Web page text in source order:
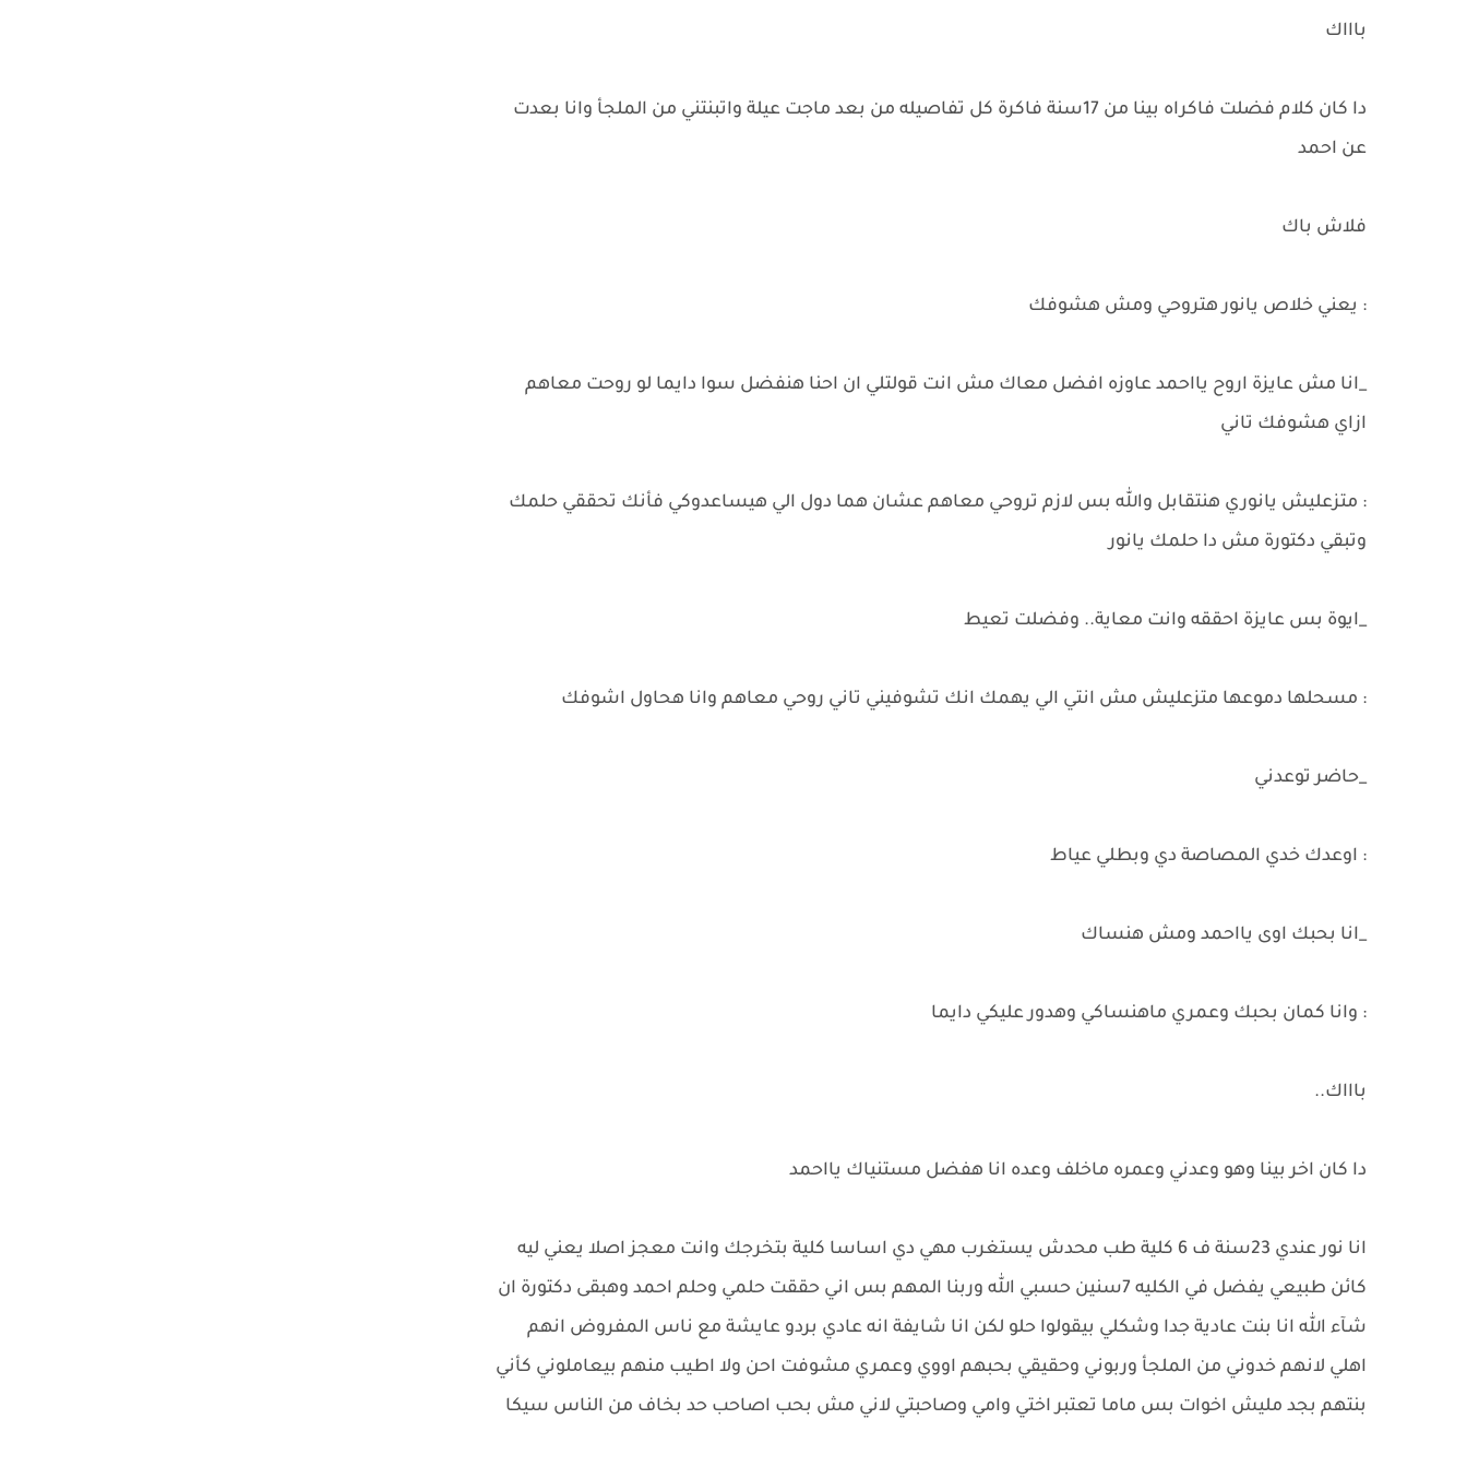
باااك
دا كان كلام فضلت فاكراه بينا من 17سنة فاكرة كل تفاصيله من بعد ماجت عيلة واتبنتني من الملجأ وانا بعدت
عن احمد
فلاش باك
: يعني خلاص يانور هتروحي ومش هشوفك
_انا مش عايزة اروح يااحمد عاوزه افضل معاك مش انت قولتلي ان احنا هنفضل سوا دايما لو روحت معاهم
ازاي هشوفك تاني
: متزعليش يانوري هنتقابل والله بس لازم تروحي معاهم عشان هما دول الي هيساعدوكي فأنك تحققي حلمك
وتبقي دكتورة مش دا حلمك يانور
_ايوة بس عايزة احققه وانت معاية.. وفضلت تعيط
: مسحلها دموعها متزعليش مش انتي الي يهمك انك تشوفيني تاني روحي معاهم وانا هحاول اشوفك
_حاضر توعدني
: اوعدك خدي المصاصة دي وبطلي عياط
_انا بحبك اوى يااحمد ومش هنساك
: وانا كمان بحبك وعمري ماهنساكي وهدور عليكي دايما
باااك..
دا كان اخر بينا وهو وعدني وعمره ماخلف وعده انا هفضل مستنياك يااحمد
انا نور عندي 23سنة ف 6 كلية طب محدش يستغرب مهي دي اساسا كلية بتخرجك وانت معجز اصلا يعني ليه
كائن طبيعي يفضل في الكليه 7سنين حسبي الله وربنا المهم بس اني حققت حلمي وحلم احمد وهبقى دكتورة ان
شآء الله انا بنت عادية جدا وشكلي بيقولوا حلو لكن انا شايفة انه عادي بردو عايشة مع ناس المفروض انهم
اهلي لانهم خدوني من الملجأ وربوني وحقيقي بحبهم اووي وعمري مشوفت احن ولا اطيب منهم بيعاملوني كأني
بنتهم بجد مليش اخوات بس ماما تعتبر اختي وامي وصاحبتي لاني مش بحب اصاحب حد بخاف من الناس سيكا